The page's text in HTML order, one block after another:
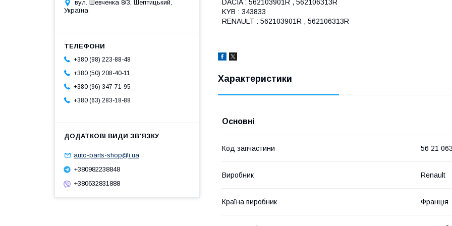
DACIA : 562103901R , 562106313R
KYB : 343833
RENAULT : 562103901R , 562106313R
Характеристики
Основні
Код запчастини 56 21
Виробник Renault
Країна виробник Франція
вул. Шевченка 8/3, Шептицький,
Україна
+380 (98) 223-88-48
+380 (50) 208-40-11
+380 (96) 347-71-95
+380 (63) 283-18-88
auto-parts-shop@i.ua
+380982238848
+380632831888